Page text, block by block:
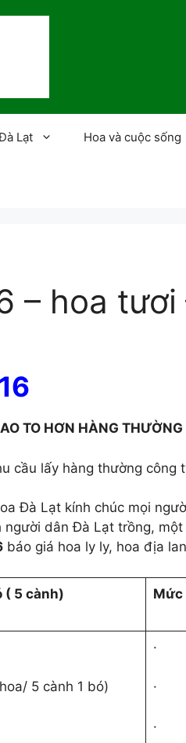
Lạt Hoa và cuộc sống
– hoa
TO HƠN HÀNG
cầu lấy hàng thường công
Đà Lạt kính chúc mọi
dân Đà Lạt trồng,
báo giá hoa ly ly, hoa địa
( 5 cành) Mức
5 cành 1 bó)
·
·